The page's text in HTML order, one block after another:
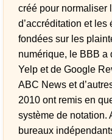
créé pour normaliser
d’accréditation et
fondées sur les
numérique, le BBB a
Yelp et de Google
ABC News et
2010 ont remis en
système de notation.
bureaux